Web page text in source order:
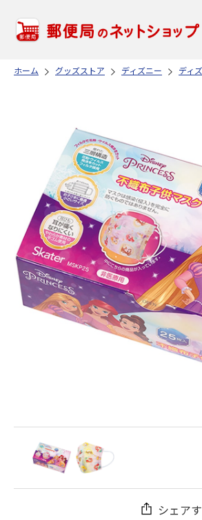
ホーム グッズストア ディズニー ディ
シェア